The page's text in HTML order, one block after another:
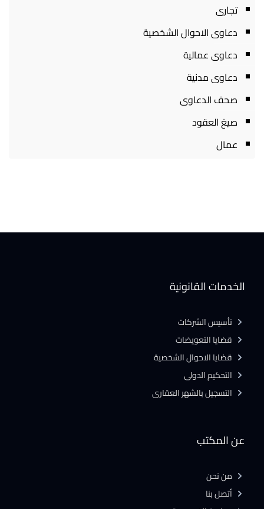
تجارى
دعاوى الاحوال الشخصية
دعاوى عمالية
دعاوى مدنية
صحف الدعاوى
صيغ العقود
عمال
عن المكتب
من نحن
أتصل بنا
الخدمات القانونية
تأسيس الشركات
قضايا التعويضات
قضايا الاحوال الشخصية
التحكيم الدولى
التسجيل بالشهر العقارى